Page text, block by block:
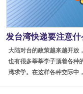
发台湾快递要注意什
大陆对台的政策越来越开放
也有很多莘莘学子顶着各种
湾求学。在这样各种交际中